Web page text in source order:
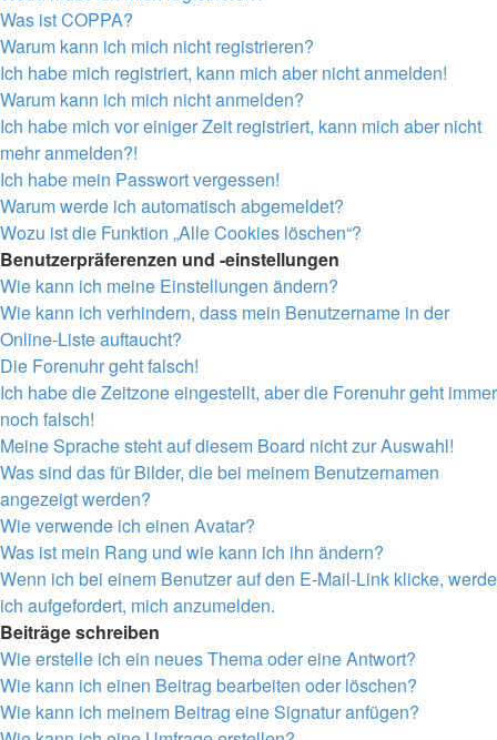
Was ist COPPA?
Warum kann ich mich nicht registrieren?
Ich habe mich registriert, kann mich aber nicht anmelden!
Warum kann ich mich nicht anmelden?
Ich habe mich vor einiger Zeit registriert, kann mich aber nicht
mehr anmelden?!
Ich habe mein Passwort vergessen!
Warum werde ich automatisch abgemeldet?
Wozu ist die Funktion „Alle Cookies löschen“?
Benutzerpräferenzen und -einstellungen
Wie kann ich meine Einstellungen ändern?
Wie kann ich verhindern, dass mein Benutzername in der
Online-Liste auftaucht?
Die Forenuhr geht falsch!
Ich habe die Zeitzone eingestellt, aber die Forenuhr geht immer
noch falsch!
Meine Sprache steht auf diesem Board nicht zur Auswahl!
Was sind das für Bilder, die bei meinem Benutzernamen
angezeigt werden?
Wie verwende ich einen Avatar?
Was ist mein Rang und wie kann ich ihn ändern?
Wenn ich bei einem Benutzer auf den E-Mail-Link klicke, werde
ich aufgefordert, mich anzumelden.
Beiträge schreiben
Wie erstelle ich ein neues Thema oder eine Antwort?
Wie kann ich einen Beitrag bearbeiten oder löschen?
Wie kann ich meinem Beitrag eine Signatur anfügen?